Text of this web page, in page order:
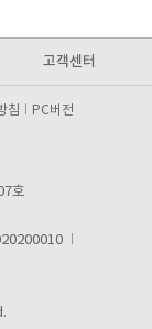
고객센터
침 PC버전
호